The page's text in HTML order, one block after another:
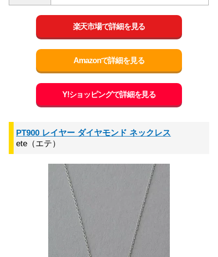
楽天市場で詳細を見る
Amazonで詳細を見る
Y!ショッピングで詳細を見る
PT900 レイヤー ダイヤモンド ネックレス
ete（エテ）